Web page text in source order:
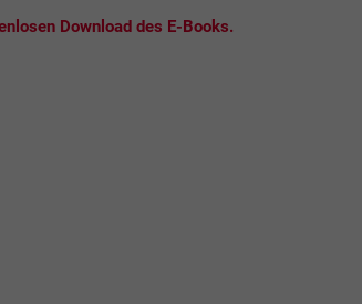
Download des E-Books.